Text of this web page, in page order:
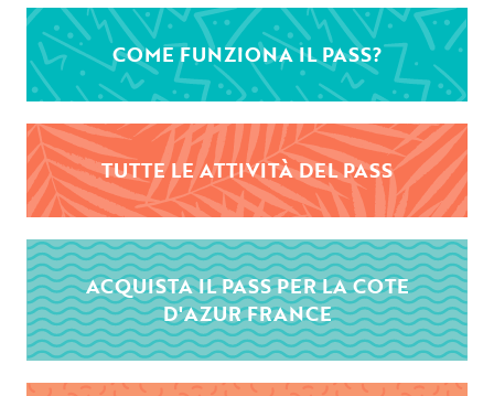
COME FUNZIONA IL PASS?
TUTTE LE ATTIVITÀ DEL PASS
ACQUISTA IL PASS PER LA COTE
D'AZUR FRANCE